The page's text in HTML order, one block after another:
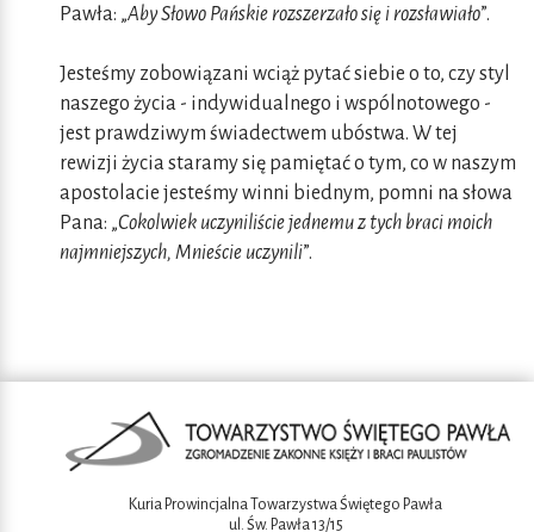
Pawła: „Aby Słowo Pańskie rozszerzało się i rozsławiało”.
Jesteśmy zobowiązani wciąż pytać siebie o to, czy styl
naszego życia - indywidualnego i wspólnotowego -
jest prawdziwym świadectwem ubóstwa. W tej
rewizji życia staramy się pamiętać o tym, co w naszym
apostolacie jesteśmy winni biednym, pomni na słowa
Pana: „Cokolwiek uczyniliście jednemu z tych braci moich
najmniejszych, Mnieście uczynili”.
Kuria Prowincjalna Towarzystwa Świętego Pawła
ul. Św. Pawła 13/15